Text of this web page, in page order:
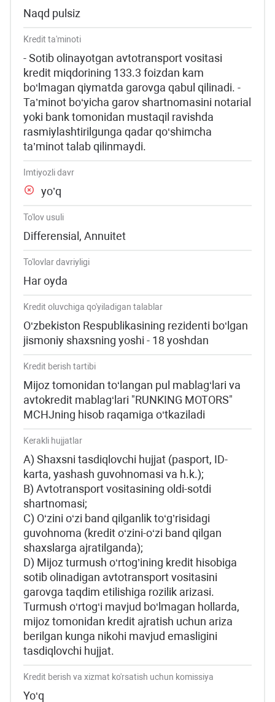
Naqd pulsiz
Kredit ta'minoti
- Sotib olinayotgan avtotransport vositasi
kredit miqdorining 133.3 foizdan kam
bo‘lmagan qiymatda garovga qabul qilinadi. -
Ta’minot bo‘yicha garov shartnomasini notarial
yoki bank tomonidan mustaqil ravishda
rasmiylashtirilgunga qadar qo‘shimcha
ta’minot talab qilinmaydi.
Imtiyozli davr
yo’q
To'lov usuli
Differensial, Annuitet
To'lovlar davriyligi
Har oyda
Kredit oluvchiga qo'yiladigan talablar
O‘zbekiston Respublikasining rezidenti bo‘lgan
jismoniy shaxsning yoshi - 18 yoshdan
Kredit berish tartibi
Mijoz tomonidan to‘langan pul mablag‘lari va
avtokredit mablag‘lari "RUNKING MOTORS"
MCHJning hisob raqamiga o‘tkaziladi
Kerakli hujjatlar
А) Shaxsni tasdiqlovchi hujjat (pasport, ID-
karta, yashash guvohnomasi va h.k.);
B) Avtotransport vositasining oldi-sotdi
shartnomasi;
C) O‘zini o‘zi band qilganlik to‘g’risidagi
guvohnoma (kredit o‘zini-o‘zi band qilgan
shaxslarga ajratilganda);
D) Mijoz turmush o‘rtog’ining kredit hisobiga
sotib olinadigan avtotransport vositasini
garovga taqdim etilishiga rozilik arizasi.
Turmush o‘rtog‘i mavjud bo‘lmagan hollarda,
mijoz tomonidan kredit ajratish uchun ariza
berilgan kunga nikohi mavjud emasligini
tasdiqlovchi hujjat.
Kredit berish va xizmat ko'rsatish uchun komissiya
Yo‘q